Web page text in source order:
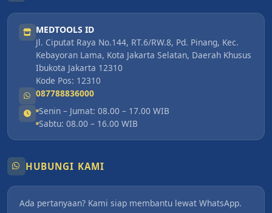
MEDTOOLS ID
Jl. Ciputat Raya No.144, RT.6/RW.8, Pd. Pinang, Kec.
Kebayoran Lama, Kota Jakarta Selatan, Daerah Khusus
Ibukota Jakarta 12310
Kode Pos: 12310
087788836000
Senin – Jumat: 08.00 – 17.00 WIB
Sabtu: 08.00 – 16.00 WIB
HUBUNGI KAMI
Ada pertanyaan? Kami siap membantu lewat WhatsApp.